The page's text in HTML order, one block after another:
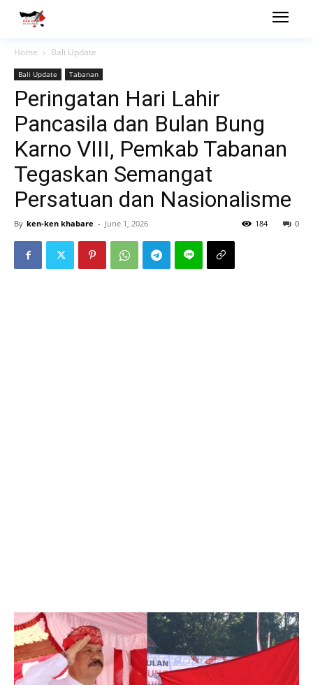
Home Bali Update
Bali Update Tabanan
Peringatan Hari Lahir
Pancasila dan Bulan Bung
Karno VIII, Pemkab Tabanan
Tegaskan Semangat
Persatuan dan Nasionalisme
By ken-ken khabare - June 1, 2026 0
184